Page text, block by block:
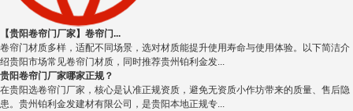
【贵阳卷帘门厂家】卷帘门...
卷帘门材质多样，适配不同场景，选对材质能提升使用寿命与使用体验。以下简洁介
绍贵阳市场常见卷帘门材质，同时推荐贵州铂利金发...
贵阳卷帘门厂家哪家正规？
在贵阳选卷帘门厂家，核心是认准正规资质，避免无资质小作坊带来的质量、售后隐
患。贵州铂利金发建材有限公司，是贵阳本地正规专...